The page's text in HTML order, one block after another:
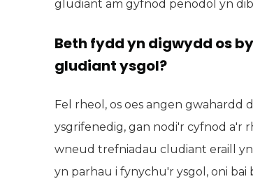
gludiant am gyfnod penodol yn
Beth fydd yn digwydd os
gludiant ysgol?
Fel rheol, os oes angen gwahardd
ysgrifenedig, gan nodi'r cyfnod a'r
wneud trefniadau cludiant eraill
yn parhau i fynychu'r ysgol, oni